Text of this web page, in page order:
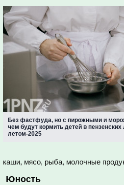
Без фастфуда, но с пирожными и
чем будут кормить детей в пензенских
летом-2025
каши, мясо, рыба, молочные
Юность